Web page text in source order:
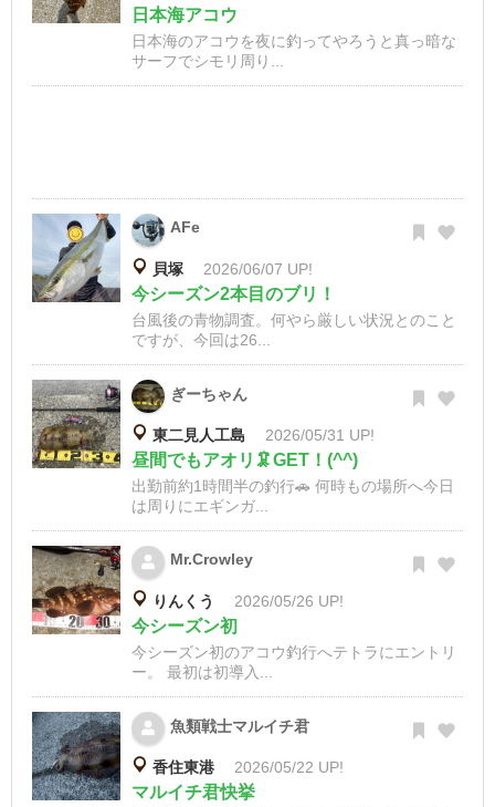
日本海アコウ
日本海のアコウを夜に釣ってやろうと真っ暗な
サーフでシモリ周り...
AFe
貝塚 2026/06/07 UP!
今シーズン2本目のブリ！
台風後の青物調査。何やら厳しい状況とのこと
ですが、今回は26...
ぎーちゃん
東二見人工島 2026/05/31 UP!
昼間でもアオリ🦑GET！(^^)
出勤前約1時間半の釣行🚗 何時もの場所へ今日
は周りにエギンガ...
Mr.Crowley
りんくう 2026/05/26 UP!
今シーズン初
今シーズン初のアコウ釣行へテトラにエントリ
ー。 最初は初導入...
魚類戦士マルイチ君
香住東港 2026/05/22 UP!
マルイチ君快挙